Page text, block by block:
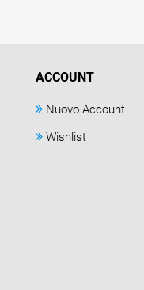
ACCOUNT
Nuovo Account
Wishlist